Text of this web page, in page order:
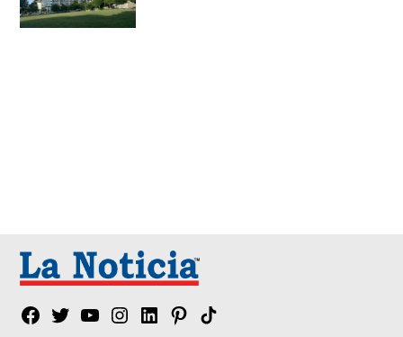
Facebook
TwitterYouTubeInstagram
LinkedinPinterest
Tik